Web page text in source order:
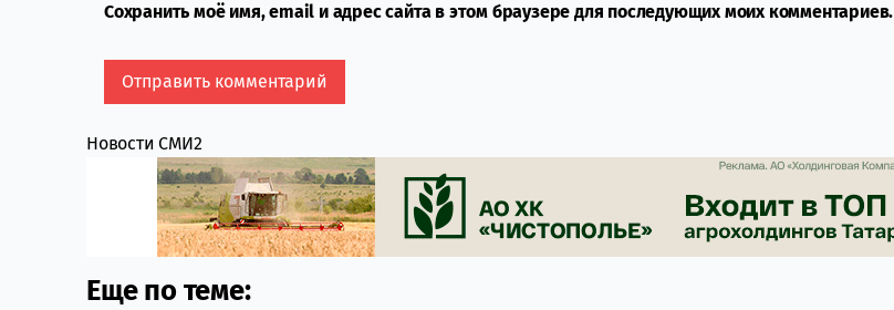
Сохранить моё имя, email и адрес сайта в этом браузере для последующих моих комментариев.
Новости СМИ2
Еще по теме: